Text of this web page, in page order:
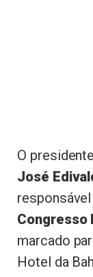
O
José
Congresso
marcado
Hotel da